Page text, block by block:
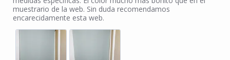
muestrario de la web. Sin duda recomendamos
encarecidamente esta web.